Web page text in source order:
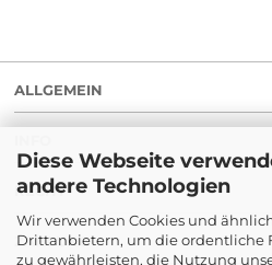
Diese Webseite
andere Technologien
Wir verwenden Cookies und
Drittanbietern, um die ordentliche
zu gewährleisten, die Nutzung
ALLGEMEIN
RECHT
ZAHLUNG